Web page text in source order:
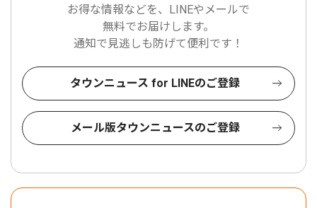
お得な情報などを、LINEやメールで
無料でお届けします。
通知で見逃しも防げて便利です！
タウンニュース for LINEのご登録
メール版タウンニュースのご登録